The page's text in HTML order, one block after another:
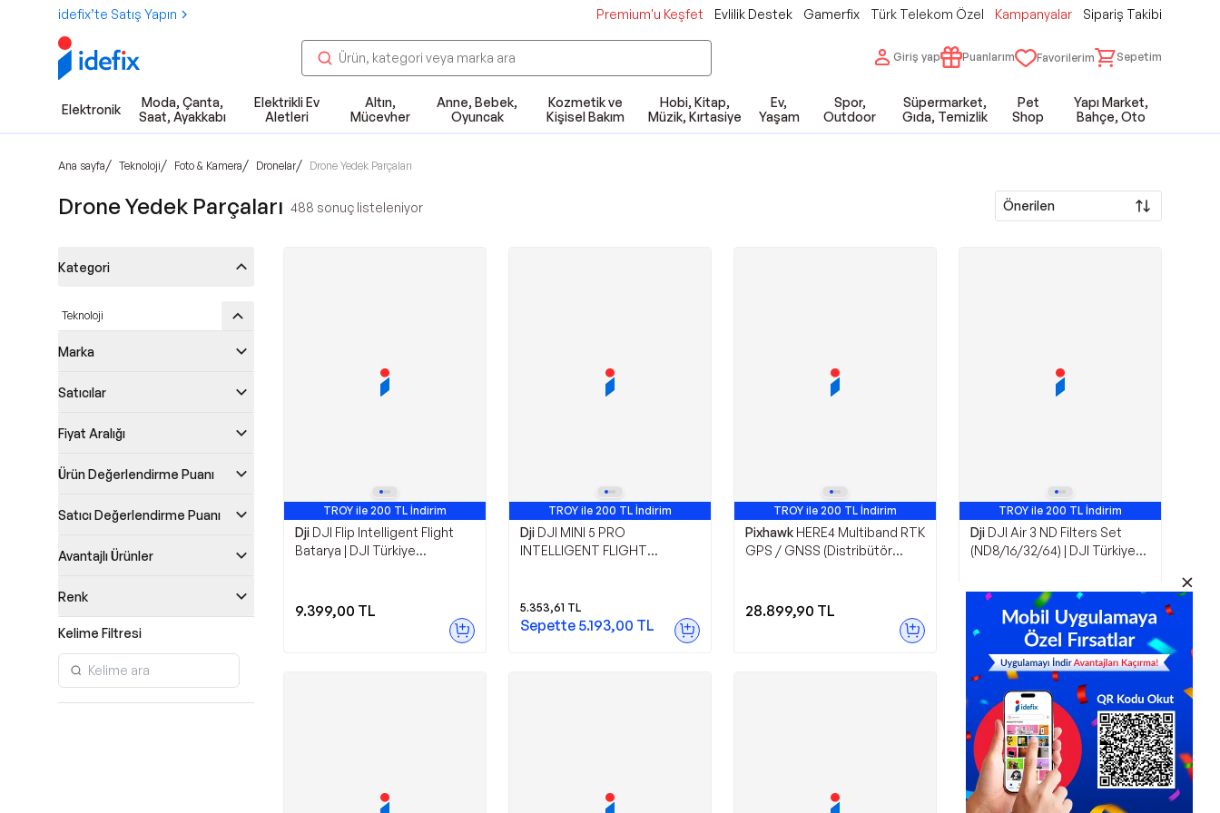
idefix’te Satış Yapın Premium'u Keşfet Evlilik Destek Gamerfix Türk Telekom Özel Kampanyalar Sipariş Takibi
Giriş yap Puanlarım Favorilerim Sepetim
Elektronik
Moda, Çanta,
Saat, Ayakkabı
Elektrikli Ev
Aletleri
Altın,
Mücevher
Anne, Bebek,
Oyuncak
Kozmetik ve
Kişisel Bakım
Hobi, Kitap,
Müzik, Kırtasiye
Ev,
Yaşam
Spor,
Outdoor
Süpermarket,
Gıda, Temizlik
Pet
Shop
Yapı Market,
Bahçe, Oto
Ana sayfa/ Teknoloji/ Foto & Kamera/ Dronelar/ Drone Yedek Parçaları
Drone Yedek Parçaları 488 sonuç listeleniyor Önerilen
Kategori
Teknoloji
Marka
Satıcılar
Fiyat Aralığı
Ürün Değerlendirme Puanı
Satıcı Değerlendirme Puanı
Avantajlı Ürünler
Renk
Kelime Filtresi
TROY ile 200 TL İndirim
Dji DJI Flip Intelligent Flight
Batarya | DJI Türkiye
9.399,00 TL
TROY ile 200 TL İndirim
Dji DJI MINI 5 PRO
INTELLIGENT FLIGHT
5.353,61 TL
Sepette 5.193,00 TL
TROY ile 200 TL İndirim
Pixhawk HERE4 Multiband RTK
GPS / GNSS (Distribütör
28.899,90 TL
TROY ile 200 TL İndirim
Dji DJI Air 3 ND Filters Set
(ND8/16/32/64) | DJI Türkiye
8.037,85TL
Sepette7.796,71TL